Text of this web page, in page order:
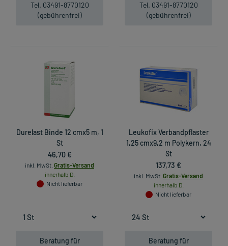
Tel. 03491-8770120
(gebührenfrei)
Tel. 03491-8770120
(gebührenfrei)
Durelast Binde 12 cmx5 m, 1
St
46,70 €
inkl. MwSt. Gratis-Versand
innerhalb D.
Nicht lieferbar
Beratung für
Leukofix Verbandpflaster
1,25 cmx9,2 m Polykern, 24
St
137,73 €
inkl. MwSt. Gratis-Versand
innerhalb D.
Nicht lieferbar
Beratung für